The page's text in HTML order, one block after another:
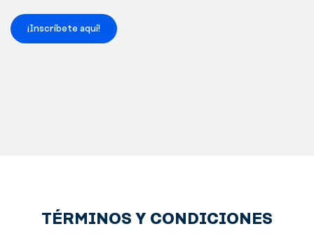
¡Inscríbete aquí!
TÉRMINOS Y CONDICIONES